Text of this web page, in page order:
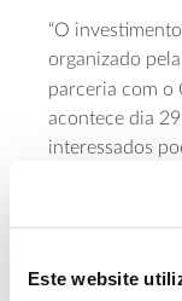
Este website
“O
organizado
parceria com o
acontece dia
interessados
Vida
do Centro